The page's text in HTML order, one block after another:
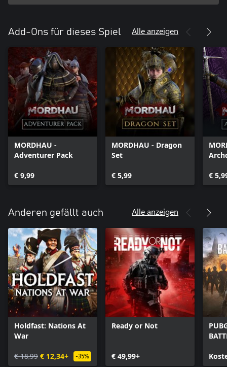
Add-Ons für dieses Spiel Alle anzeigen
MORDHAU -
Adventurer Pack
€ 9,99
MORDHAU - Dragon
Set
€ 5,99 €
Anderen gefällt auch Alle anzeigen
Holdfast: Nations At
War
€ 18,99 € 12,34+ -35%
Ready or Not
€ 49,99+